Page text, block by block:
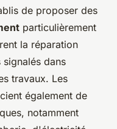
de proposer des
particulièrement
la réparation
dans
travaux. Les
également de
notamment